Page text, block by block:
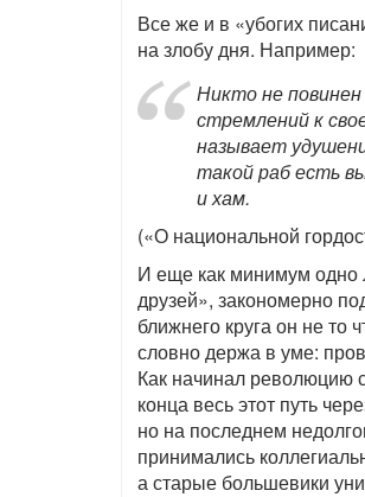
Все же и в «убогих
на злобу дня. Например:
Никто не
стремлений к
называет
такой раб есть
и хам.
(«О национальной
И еще как минимум одно
друзей», закономерно
ближнего круга он не то
словно держа в уме:
Как начинал революцию
конца весь этот путь
но на последнем
принимались
а старые большевики